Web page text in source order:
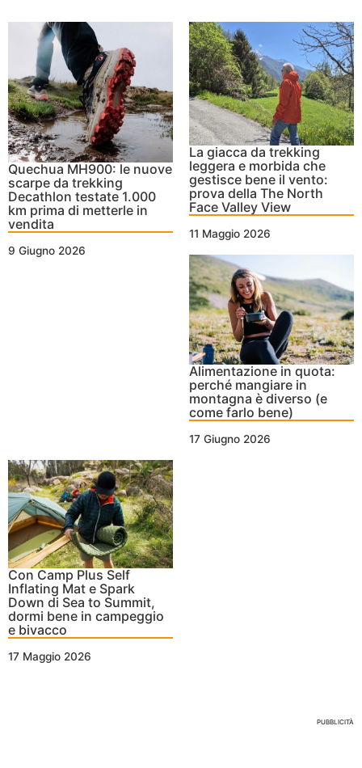
Quechua MH900: le nuove
scarpe da trekking
Decathlon testate 1.000
km prima di metterle in
vendita
9 Giugno 2026
La giacca da trekking
leggera e morbida che
gestisce bene il vento:
prova della The North
Face Valley View
11 Maggio 2026
Alimentazione in quota:
perché mangiare in
montagna è diverso (e
come farlo bene)
17 Giugno 2026
Con Camp Plus Self
Inflating Mat e Spark
Down di Sea to Summit,
dormi bene in campeggio
e bivacco
17 Maggio 2026
PUBBLICITÀ